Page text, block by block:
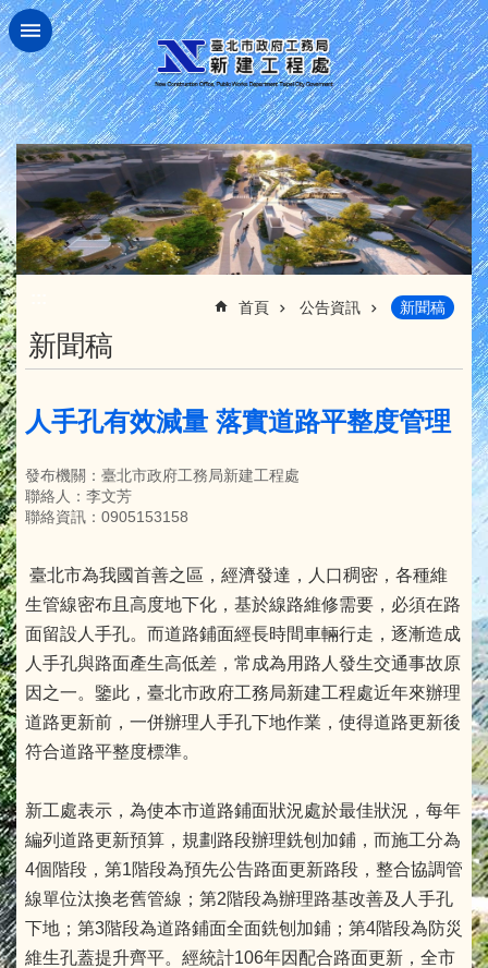
跳到主要內容區塊
首頁 公告資訊 新聞稿
新聞稿
人手孔有效減量 落實道路平整度管理
發布機關：臺北市政府工務局新建工程處
聯絡人：李文芳
聯絡資訊：0905153158
臺北市為我國首善之區，經濟發達，人口稠密，各種維
生管線密布且高度地下化，基於線路維修需要，必須在路
面留設人手孔。而道路鋪面經長時間車輛行走，逐漸造成
人手孔與路面產生高低差，常成為用路人發生交通事故原
因之一。鑒此，臺北市政府工務局新建工程處近年來辦理
道路更新前，一併辦理人手孔下地作業，使得道路更新後
符合道路平整度標準。
新工處表示，為使本市道路鋪面狀況處於最佳狀況，每年
編列道路更新預算，規劃路段辦理銑刨加鋪，而施工分為
4個階段，第1階段為預先公告路面更新路段，整合協調管
線單位汰換老舊管線；第2階段為辦理路基改善及人手孔
下地；第3階段為道路鋪面全面銑刨加鋪；第4階段為防災
維生孔蓋提升齊平。經統計106年因配合路面更新，全市